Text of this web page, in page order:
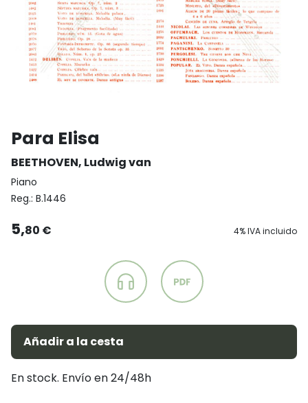
Para Elisa
BEETHOVEN, Ludwig van
Piano
Reg.: B.1446
5,80 € 4% IVA incluido
Añadir a la cesta
En stock. Envío en 24/48h